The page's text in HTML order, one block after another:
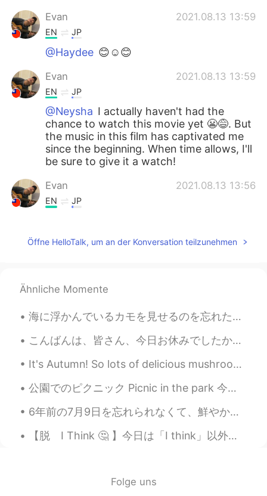
Evan 2021.08.13 13:59
EN JP
@Haydee 😊☺😊
Evan 2021.08.13 13:59
EN JP
@Neysha I actually haven't had the
chance to watch this movie yet 😬😅. But
the music in this film has captivated me
since the beginning. When time allows, I'll
be sure to give it a watch!
Evan 2021.08.13 13:56
EN JP
Nathan 2021.08.13 00:39
how you sing while playing the guitar
ES FR
So many memories 😍
Morgan 2021.08.12 19:05
and yours is maybe even better than the
Öffne HelloTalk, um an der Konversation teilzunehmen
Ähnliche Momente
海に浮かんでいるカモを見せるのを忘れたので、これをまた投稿します lol~🧚‍♀️✨^ ^🦆😂 今日は一日中雨が降り、空はとても曇って見えます!!~✨✨🤗😍☔雨の日が大好き~~✨🧚‍♀️☔🌼
こんばんは、皆さん、今日お休みでしたか？私は一日仕事でした。昨日、同僚と私の家で忘年会をしました。皆で終電まで食事をしながら、楽しく会話しました。皆が帰ってから、私はお皿を洗って、部屋を掃除して...
It's Autumn! So lots of delicious mushrooms, and even more delicious meats 🤤🤤🤤 I also have the w...
公園でのピクニック Picnic in the park 今日は何か楽しいことをしていますか？ ここは休日の週末です。 Are you doing anything fun today?...
6年前の7月9日を忘れられなくて、鮮やかに思い出せる、あの日、全てが変わった。 夜中に泣いている母から電話が来て、「早く」と言われた。俺と末妹はお家から病院まですぐに急いだ。走っている俺たちは大...
【脱 I Think 🤔 】今日は「I think」以外に使える表現を5つシェアします！どれもネイティブがかなり使う表現なので、使えなくてもインプットしておくと触れる機会も沢山あると思います☆ ...
Folge uns